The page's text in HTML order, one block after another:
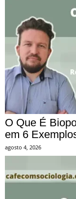
O Que É
em 6
agosto 4, 2026